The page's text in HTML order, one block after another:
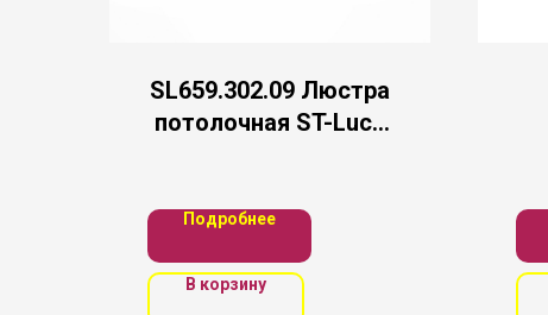
SL659.302.09 Люстра
потолочная ST-Luce
9*40W
Подробнее
В корзину